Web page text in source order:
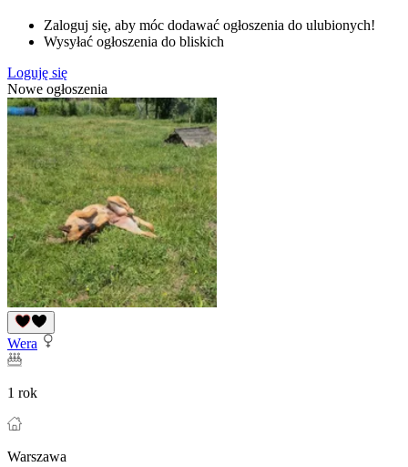
Zaloguj się, aby móc dodawać ogłoszenia do ulubionych!
Wysyłać ogłoszenia do bliskich
Loguję się
Nowe ogłoszenia
Wera
1 rok
Warszawa